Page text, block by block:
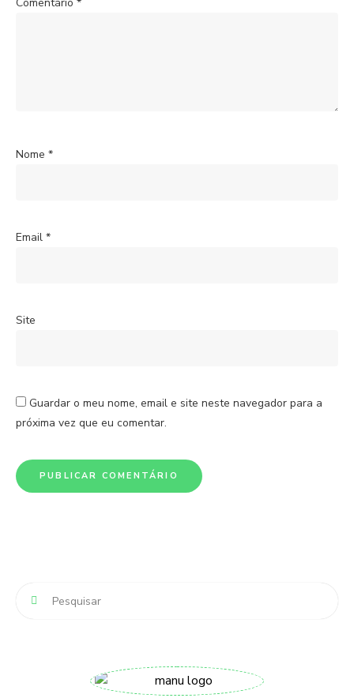
Nome *
Email *
Site
Guardar o meu nome, email e site neste navegador para a
próxima vez que eu comentar.